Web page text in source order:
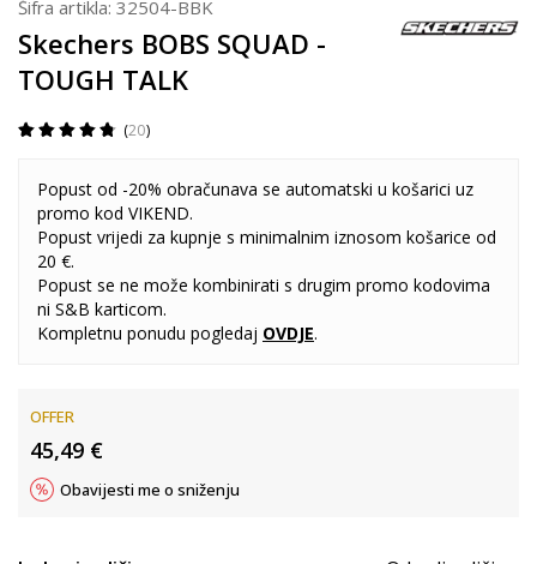
Šifra artikla: 32504-BBK
Skechers BOBS SQUAD -
TOUGH TALK
20
Popust od -20% obračunava se automatski u košarici uz
promo kod VIKEND.
Popust vrijedi za kupnje s minimalnim iznosom košarice od
20 €.
Popust se ne može kombinirati s drugim promo kodovima
ni S&B karticom.
Kompletnu ponudu pogledaj OVDJE.
OFFER
45,49 €
Obavijesti me o sniženju